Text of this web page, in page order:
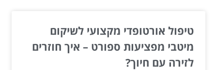
טיפול אורטופדי מקצועי לשיקום
מיטבי מפציעות ספורט – איך חוזרים
לזירה עם חיוך?